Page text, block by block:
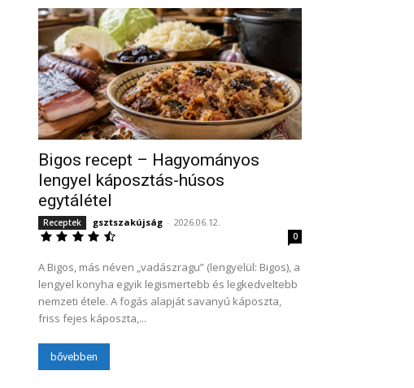
Bigos recept – Hagyományos
lengyel káposztás-húsos
egytálétel
Receptek gsztszakújság - 2026.06.12.
0
A Bigos, más néven „vadászragu” (lengyelül: Bigos), a
lengyel konyha egyik legismertebb és legkedveltebb
nemzeti étele. A fogás alapját savanyú káposzta,
friss fejes káposzta,...
bővebben